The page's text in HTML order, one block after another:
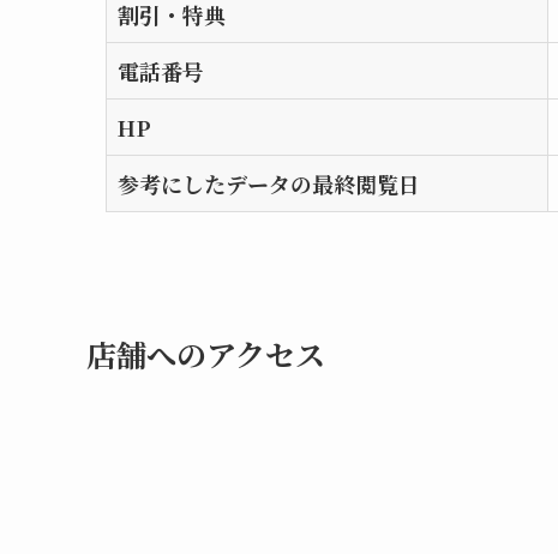
割引・特典
電話番号
HP
参考にしたデータの最終閲覧日
店舗へのアクセス